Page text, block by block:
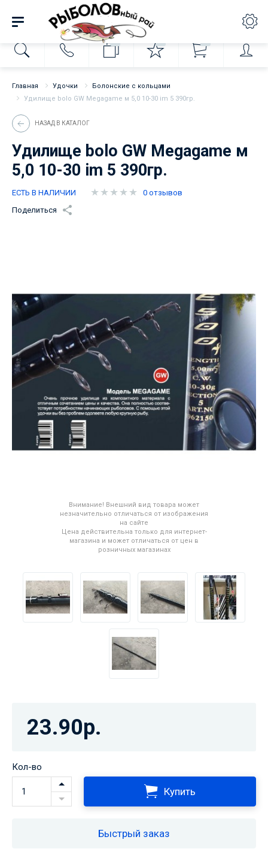
Главная Удочки
Болонские с кольцами
Удилище bolo GW Megagame м 5,0 10-30 im 5 390гр.
НАЗАД В КАТАЛОГ
Удилище bolo GW Megagame м
5,0 10-30 im 5 390гр.
ЕСТЬ В НАЛИЧИИ
0 отзывов
Поделиться
Внимание! Внешний вид товара может
незначительно отличаться от изображения
на сайте
Цена действительна только для интернет-
магазина и может отличаться от цен в
розничных магазинах
23.90р.
Кол-во
Купить
Быстрый заказ